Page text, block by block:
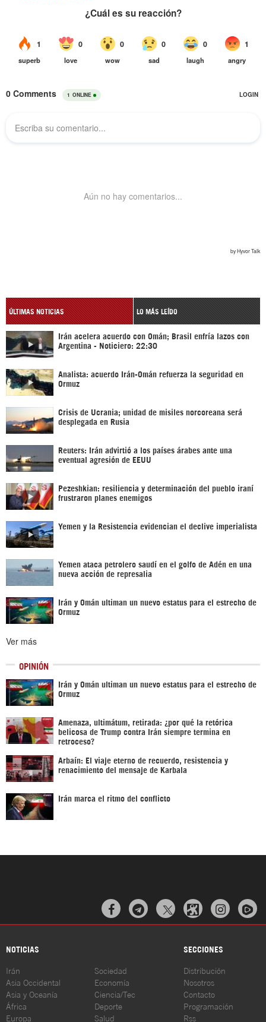
ÚLTIMAS NOTICIAS LO MÁS LEÍDO
Irán acelera acuerdo con Omán; Brasil enfría lazos con
Argentina - Noticiero: 22:30
Analista: acuerdo Irán-Omán refuerza la seguridad en
Ormuz
Crisis de Ucrania; unidad de misiles norcoreana será
desplegada en Rusia
Reuters: Irán advirtió a los países árabes ante una
eventual agresión de EEUU
Pezeshkian: resiliencia y determinación del pueblo iraní
frustraron planes enemigos
Yemen y la Resistencia evidencian el declive imperialista
Yemen ataca petrolero saudí en el golfo de Adén en una
nueva acción de represalia
Irán y Omán ultiman un nuevo estatus para el estrecho de
Ormuz
Ver más
OPINIÓN
Irán y Omán ultiman un nuevo estatus para el estrecho de
Ormuz
Amenaza, ultimátum, retirada: ¿por qué la retórica
belicosa de Trump contra Irán siempre termina en
retroceso?
Arbaín: El viaje eterno de recuerdo, resistencia y
renacimiento del mensaje de Karbala
Irán marca el ritmo del conflicto
  
NOTICIAS SECCIONES
Irán
Asia Occidental
Asia y Oceanía
África
Europa
Sociedad
Economía
Ciencia/Tec
Deporte
Salud
Distribución
Nosotros
Contacto
Programación
Rss